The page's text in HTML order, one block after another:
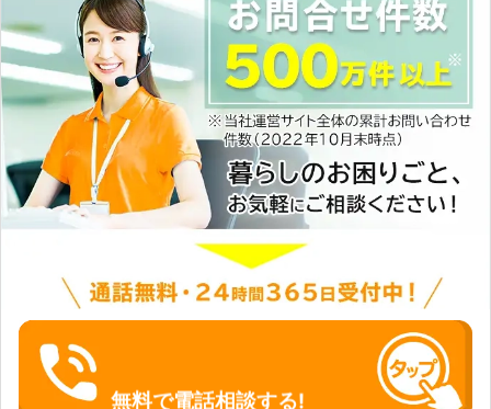
無料で電話相談する!